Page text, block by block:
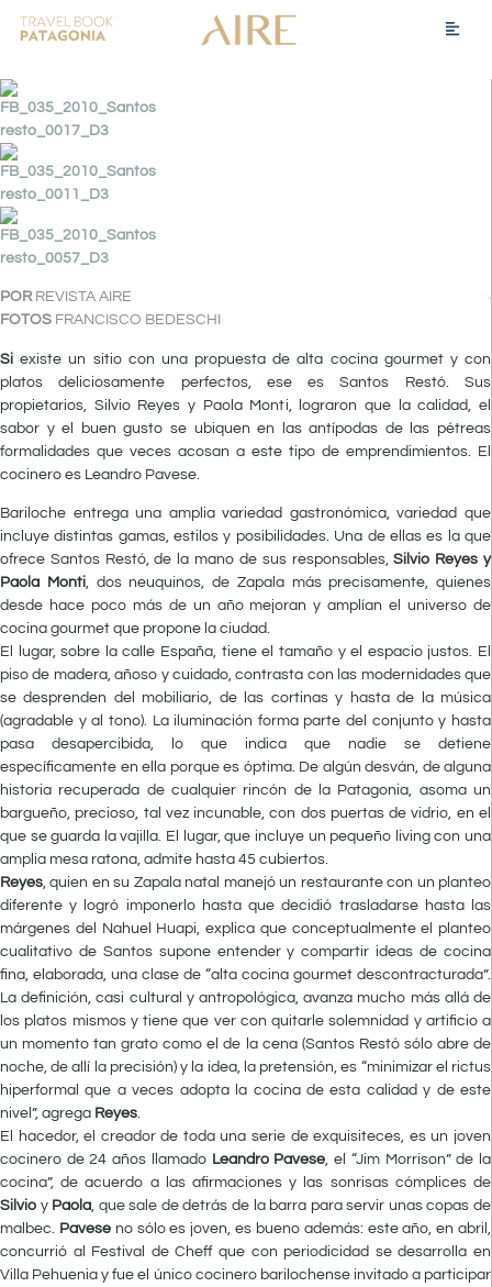
PORREVISTA AIRE
FOTOS FRANCISCO BEDESCHI
Si existe un sitio con una propuesta de alta cocina gourmet y con
platos deliciosamente perfectos, ese es Santos Restó. Sus
propietarios, Silvio Reyes y Paola Monti, lograron que la calidad, el
sabor y el buen gusto se ubiquen en las antípodas de las pétreas
formalidades que veces acosan a este tipo de emprendimientos. El
cocinero es Leandro Pavese.
Bariloche entrega una amplia variedad gastronómica, variedad que
incluye distintas gamas, estilos y posibilidades. Una de ellas es la que
ofrece Santos Restó, de la mano de sus responsables,Silvio Reyes y
Paola Monti, dos neuquinos, de Zapala más precisamente, quienes
desde hace poco más de un año mejoran y amplían el universo de
cocina gourmet que propone la ciudad.
El lugar, sobre la calle España, tiene el tamaño y el espacio justos. El
piso de madera, añoso y cuidado, contrasta con las modernidades que
se desprenden del mobiliario, de las cortinas y hasta de la música
(agradable y al tono). La iluminación forma parte del conjunto y hasta
pasa desapercibida, lo que indica que nadie se detiene
específicamente en ella porque es óptima. De algún desván, de alguna
historia recuperada de cualquier rincón de la Patagonia, asoma un
bargueño, precioso, tal vez incunable, con dos puertas de vidrio, en el
que se guarda la vajilla. El lugar, que incluye un pequeño living con una
amplia mesa ratona, admite hasta 45 cubiertos.
Reyes, quien en su Zapala natal manejó un restaurante con un planteo
diferente y logró imponerlo hasta que decidió trasladarse hasta las
márgenes del Nahuel Huapi, explica que conceptualmente el planteo
cualitativo de Santos supone entender y compartir ideas de cocina
fina, elaborada, una clase de “alta cocina gourmet descontracturada”.
La definición, casi cultural y antropológica, avanza mucho más allá de
los platos mismos y tiene que ver con quitarle solemnidad y artificio a
un momento tan grato como el de la cena (Santos Restó sólo abre de
noche, de allí la precisión) y la idea, la pretensión, es “minimizar el rictus
hiperformal que a veces adopta la cocina de esta calidad y de este
nivel”, agrega Reyes.
El hacedor, el creador de toda una serie de exquisiteces, es un joven
cocinero de 24 años llamado Leandro Pavese, el “Jim Morrison” de la
cocina”, de acuerdo a las afirmaciones y las sonrisas cómplices de
Silvio y Paola, que sale de detrás de la barra para servir unas copas de
malbec. Paveseno sólo es joven, es bueno además: este año, en abril,
concurrió al Festival de Cheff que con periodicidad se desarrolla en
Villa Pehuenia y fue el único cocinero barilochense invitado a participar